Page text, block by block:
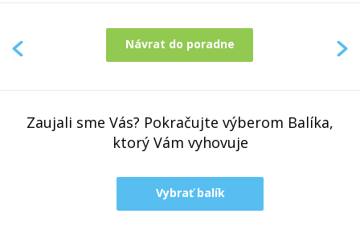
Návrat do poradne
Zaujali sme Vás? Pokračujte výberom Balíka,
ktorý Vám vyhovuje
Vybrať balík